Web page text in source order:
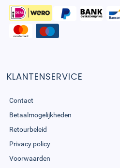
KLANTENSERVICE
Contact
Betaalmogelijkheden
Retourbeleid
Privacy policy
Voorwaarden